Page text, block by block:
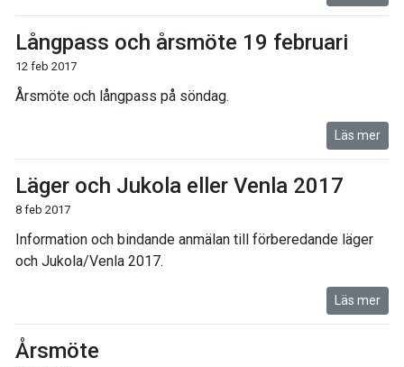
Långpass och årsmöte 19 februari
12 feb 2017
Årsmöte och långpass på söndag.
Läs mer
Läger och Jukola eller Venla 2017
8 feb 2017
Information och bindande anmälan till förberedande läger
och Jukola/Venla 2017.
Läs mer
Årsmöte